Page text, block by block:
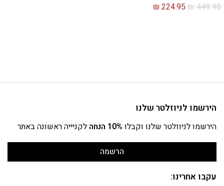
₪449.90
₪ 224.95
הירשמו לניוזלטר שלנו
הירשמו לניוזלטר שלנו וקבלו 10% הנחה לקניייה ראשונה באתר
הרשמה
עקבו אחרינו: